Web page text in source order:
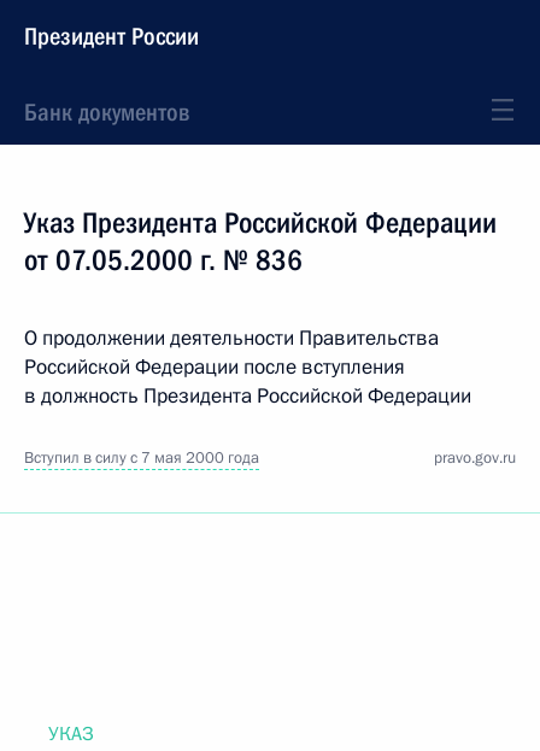
Президент России
Банк документов
Указ Президента Российской Федерации
от 07.05.2000 г. № 836
О продолжении деятельности Правительства
Российской Федерации после вступления
в должность Президента Российской Федерации
Вступил в силу с 7 мая 2000 года pravo.gov.ru
УКАЗ